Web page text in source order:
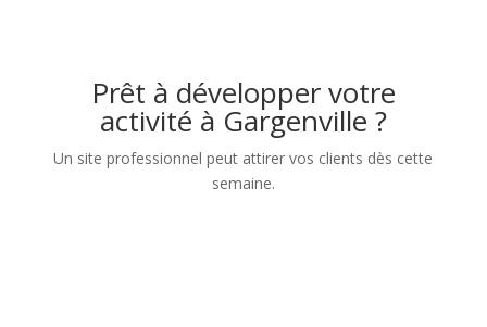
Prêt à développer votre
activité à Gargenville ?
Un site professionnel peut attirer vos clients dès cette
semaine.